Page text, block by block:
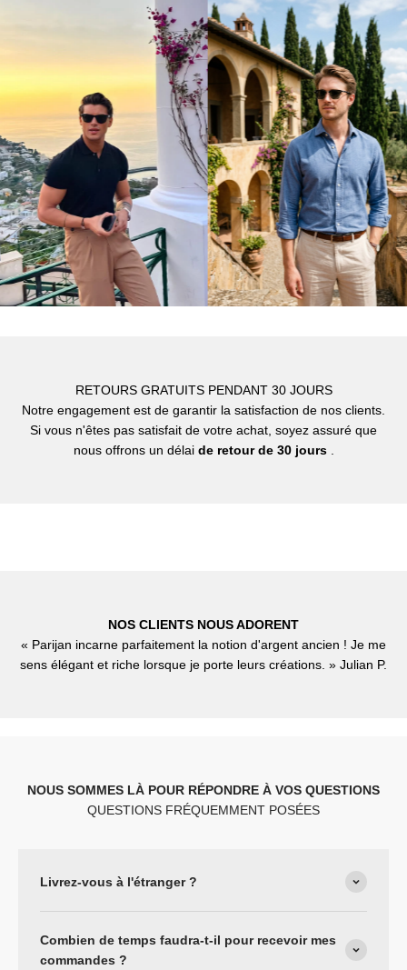
RETOURS GRATUITS PENDANT 30 JOURS
Notre engagement est de garantir la satisfaction de nos clients.
Si vous n'êtes pas satisfait de votre achat, soyez assuré que
nous offrons un délai de retour de 30 jours .
NOS CLIENTS NOUS ADORENT
« Parijan incarne parfaitement la notion d'argent ancien ! Je me
sens élégant et riche lorsque je porte leurs créations. » Julian P.
NOUS SOMMES LÀ POUR RÉPONDRE À VOS QUESTIONS
QUESTIONS FRÉQUEMMENT POSÉES
Livrez-vous à l'étranger ?
Combien de temps faudra-t-il pour recevoir mes
commandes ?